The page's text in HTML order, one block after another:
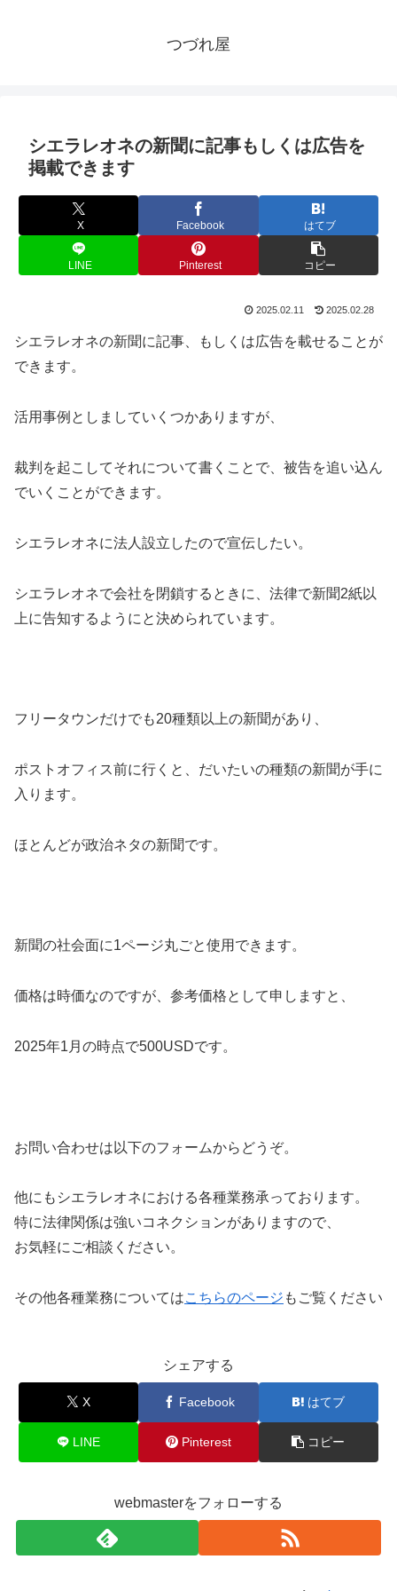
つづれ屋
シエラレオネの新聞に記事もしくは広告を
掲載できます
X Facebook はてブ
LINE Pinterest コピー
2025.02.11 2025.02.28
シエラレオネの新聞に記事、もしくは広告を載せることが
できます。
活用事例としましていくつかありますが、
裁判を起こしてそれについて書くことで、被告を追い込ん
でいくことができます。
シエラレオネに法人設立したので宣伝したい。
シエラレオネで会社を閉鎖するときに、法律で新聞2紙以
上に告知するようにと決められています。
フリータウンだけでも20種類以上の新聞があり、
ポストオフィス前に行くと、だいたいの種類の新聞が手に
入ります。
ほとんどが政治ネタの新聞です。
新聞の社会面に1ページ丸ごと使用できます。
価格は時価なのですが、参考価格として申しますと、
2025年1月の時点で500USDです。
お問い合わせは以下のフォームからどうぞ。
他にもシエラレオネにおける各種業務承っております。
特に法律関係は強いコネクションがありますので、
お気軽にご相談ください。
その他各種業務についてはこちらのページ もご覧ください
シェアする
X Facebook はてブ
LINE Pinterest コピー
webmasterをフォローする